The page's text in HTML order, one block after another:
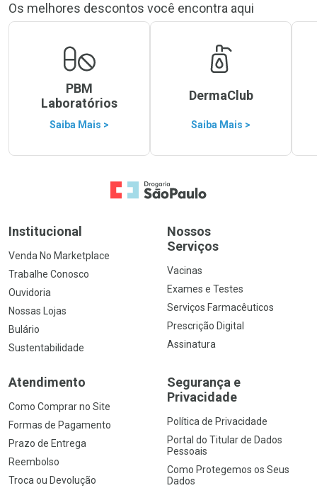
Os melhores descontos você encontra aqui
PBM
Laboratórios
Saiba Mais >
DermaClub
Saiba Mais >
Ir para a Home
Institucional
Venda No Marketplace
Trabalhe Conosco
Ouvidoria
Nossas Lojas
Bulário
Sustentabilidade
Nossos
Serviços
Vacinas
Exames e Testes
Serviços Farmacêuticos
Prescrição Digital
Assinatura
Atendimento
Como Comprar no Site
Formas de Pagamento
Prazo de Entrega
Reembolso
Troca ou Devolução
Segurança e
Privacidade
Política de Privacidade
Portal do Titular de Dados
Pessoais
Como Protegemos os Seus
Dados